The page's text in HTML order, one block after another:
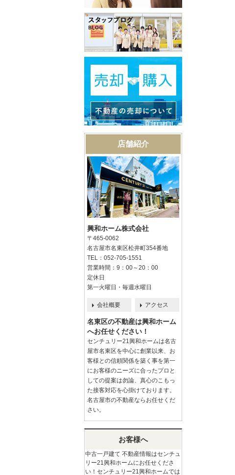
店舗紹介
興和ホーム株式会社
〒465-0062
名古屋市名東区松井町354番地
TEL：052-705-1551
営業時間：9：00～20：00
定休日
第一火曜日・毎週水曜日
会社概要 アクセス
名東区の不動産は興和ホーム
へお任せください！
センチュリー21興和ホームは名古
屋市名東区を中心に創業以来、お
客様との信頼関係を築く事を第一
にお客様のニーズに合ったプロと
しての提案は勿論、真心のこもっ
た接客対応を心掛けております。
名古屋市の不動産ならお任せくだ
さい。
お客様へ
中古一戸建て 不動産情報はセンチュ
リー21興和ホームにお任せくださ
い！センチュリー21興和ホームでは